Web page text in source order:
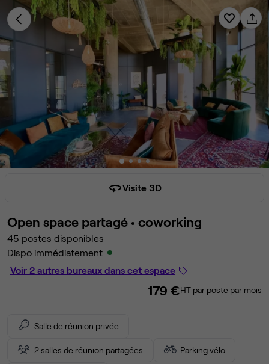
Visite 3D
Open space partagé • coworking
45 postes disponibles
Dispo immédiatement
Voir 2 autres bureaux dans cet espace
179 €HT par poste par mois
Salle de réunion privée
2 salles de réunion partagées Parking vélo